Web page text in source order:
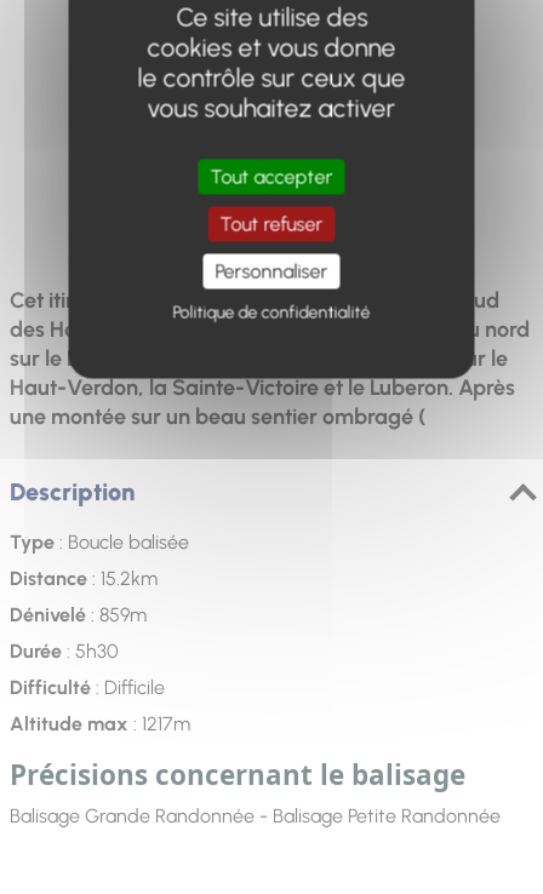
Distance
15.2km
Dénivelé
859m
Durée
5h30
Difficulté
Difficile
Cet itinéraire en boucle fait découvrir la partie sud
des Hautes Terres de Provence. Le panorama au nord
sur le Dévoluy et les Écrins rivalise avec le sud sur le
Haut-Verdon, la Sainte-Victoire et le Luberon. Après
une montée sur un beau sentier ombragé (
Description
Type: Boucle balisée
Distance: 15.2km
Dénivelé: 859m
Durée: 5h30
Difficulté: Difficile
Altitude max : 1217m
Précisions concernant le balisage
Balisage Grande Randonnée - Balisage Petite Randonnée
Ce site utilise des
cookies et vous donne
le contrôle sur ceux que
vous souhaitez activer
Tout accepter
Tout refuser
Personnaliser
Politique de confidentialité